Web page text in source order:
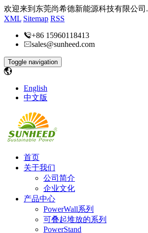
欢迎来到东莞尚希德新能源科技有限公司.
XML Sitemap RSS
+86 15960118413
sales@sunheed.com
Toggle navigation
English
中文版
首页
关于我们
公司简介
企业文化
产品中心
PowerWall系列
可叠起堆放的系列
PowerStand